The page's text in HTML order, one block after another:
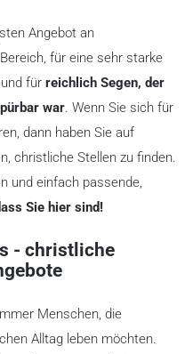
Angebot an
für eine sehr starke
für reichlich Segen, der
war . Wenn Sie sich für
dann haben Sie auf
christliche Stellen zu finden.
und einfach passende,
Sie hier sind!
- christliche
Menschen, die
Alltag leben möchten.